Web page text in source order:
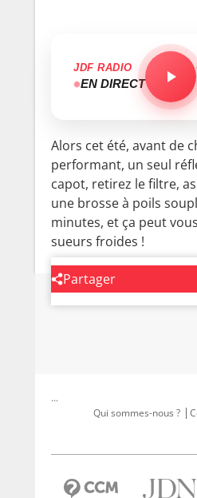
JDF RADIO
EN DIRECT
Alors cet été, avant de
performant, un seul
capot, retirez le filtre,
une brosse à poils
minutes, et ça peut
sueurs froides !
Partager
...
Qui sommes-nous ?